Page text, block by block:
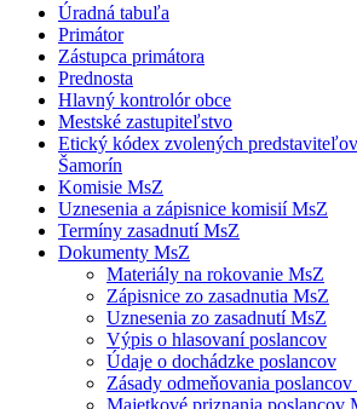
Úradná tabuľa
Primátor
Zástupca primátora
Prednosta
Hlavný kontrolór obce
Mestské zastupiteľstvo
Etický kódex zvolených
Šamorín
Komisie MsZ
Uznesenia a zápisnice komisií MsZ
Termíny zasadnutí MsZ
Dokumenty MsZ
Materiály na rokovanie MsZ
Zápisnice zo zasadnutia MsZ
Uznesenia zo zasadnutí MsZ
Výpis o hlasovaní poslancov
Údaje o dochádzke poslancov
Zásady odmeňovania
Majetkové priznania poslancov